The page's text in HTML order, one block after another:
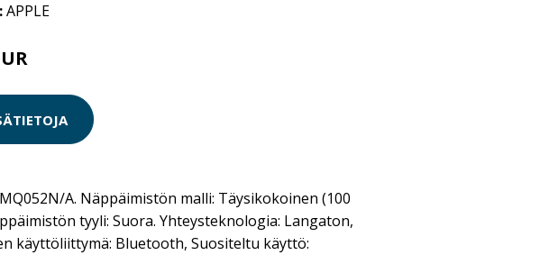
APPLE
A. Näppäimistön malli: Täysikokoinen (100
tyyli: Suora. Yhteysteknologia: Langaton,
käyttöliittymä: Bluetooth, Suositeltu käyttö: